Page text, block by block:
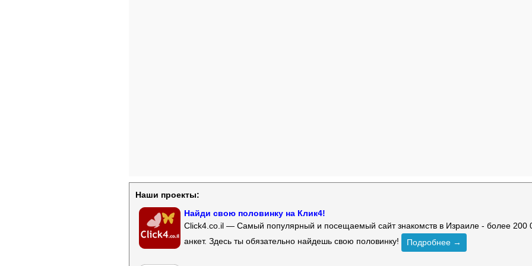
Наши проекты:
Найди свою половинку на Клик4!
Click4.co.il — Самый популярный и посещаемый сайт знакомств в Израиле - более 200
анкет. Здесь ты обязательно найдешь свою половинку!
Подробнее →